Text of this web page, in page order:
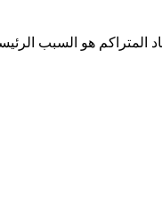
المتراكم هو السبب